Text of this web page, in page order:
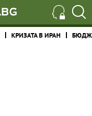
КРИЗАТА В ИРАН